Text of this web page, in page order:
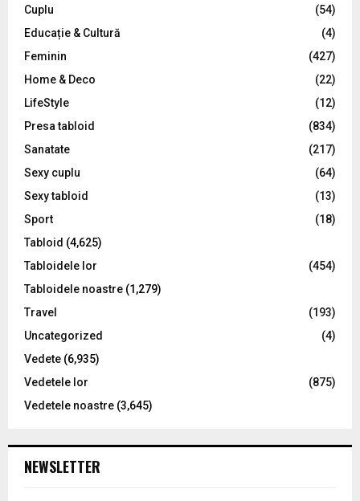
C
Cuplu
(54)
Educație & Cultură
(4)
Feminin
(427)
Home & Deco
(22)
LifeStyle
(12)
Presa tabloid
(834)
Sanatate
(217)
Sexy cuplu
(64)
Sexy tabloid
(13)
Sport
(18)
Tabloid (4,625)
Tabloidele lor
(454)
Tabloidele noastre (1,279)
Travel
(193)
Uncategorized
(4)
Vedete (6,935)
Vedetele lor
(875)
Vedetele noastre (3,645)
NEWSLETTER